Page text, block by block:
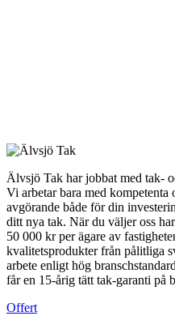
Älvsjö Tak har jobbat med tak-
Vi arbetar bara med
avgörande både för din
ditt nya tak. När du väljer oss
50 000 kr per ägare av
kvalitetsprodukter från pålitliga
arbete enligt hög
får en 15-årig tätt tak-garanti på
Offert